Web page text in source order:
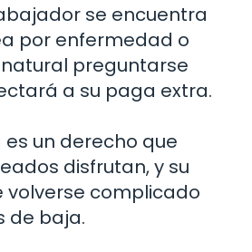
se encuentra
por enfermedad o
preguntarse
a su paga extra.
un derecho que
disfrutan, y su
volverse complicado
de baja.